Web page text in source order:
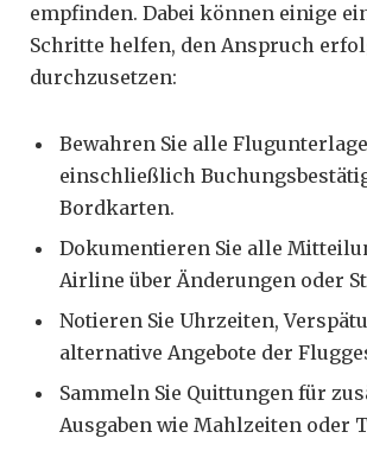
empfinden. Dabei können einige
Schritte helfen, den Anspruch
durchzusetzen:
Bewahren Sie alle
einschließlich
Bordkarten.
Dokumentieren Sie alle
Airline über Änderungen oder
Notieren Sie Uhrzeiten,
alternative Angebote der
Sammeln Sie Quittungen für
Ausgaben wie Mahlzeiten oder